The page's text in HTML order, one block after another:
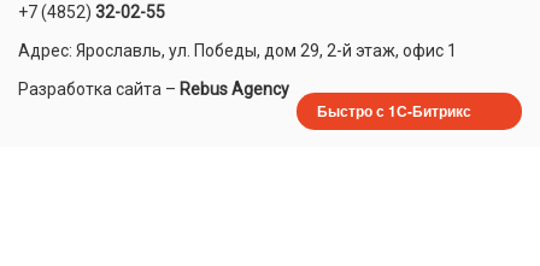
+7 (4852) 32-02-55
Адрес: Ярославль, ул. Победы, дом 29, 2-й этаж, офис 1
Разработка сайта – Rebus Agency
Быстро с 1С-Битрикс